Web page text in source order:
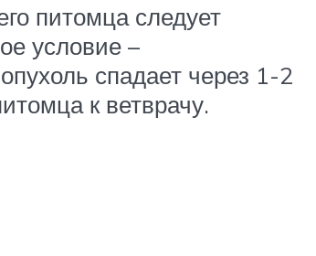
питомца следует
условие –
спадает через 1-2
к ветврачу.